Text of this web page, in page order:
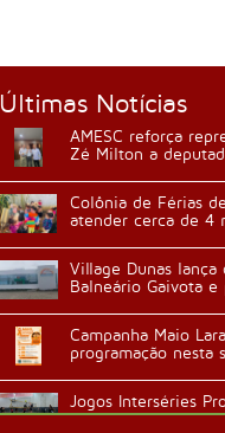
Últimas Notícias
AMESC reforça
Zé Milton a
Colônia de Férias
atender cerca de 4
Village Dunas lança
Balneário Gaivota e
Campanha Maio
programação nesta
Jogos Interséries
abertura durante